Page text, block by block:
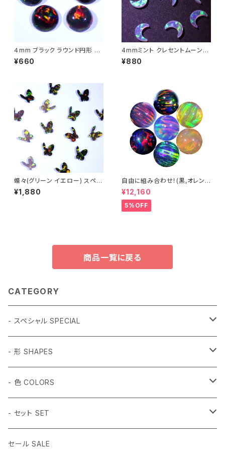
４mm ブラック ラウンド円形 人
工オパール1個 - 耐熱ガラス /
ボロシリケイトガラス（COE33）
¥660
4mmミント クレセントムーン
（三日月型）人工オパール1個 -
耐熱ガラス / ボロシリケイトガラ
¥880
蝶々(グリーン イエロー) スペシ
ャル シェイプ 人工オパール1個
- 耐熱ガラス / ボロシリケイトガ
¥1,880
自由に組み合わせ！(黒,オレン
ジ系, #14) 3mm球体10個セッ
ト - 耐熱ガラス / ボロシリケイ
トガラス（COE33）専用 ＊ご注
文時の備考欄に組み合わせ内
¥12,160
5%OFF
商品一覧に戻る
CATEGORY
- スペシャル SPECIAL
和柄 Japanese
折り鶴 Origami
鳥居 Torii Gate
植物 Plant
桜 Sakura
梅の花 Plum blossom
動物 Animal
ハチドリ Hummingbird
虫 Insect
- 形 SHAPES
- 球体 SPHERES
2mm
2.5mm
タンブル Tumbled
SSサイズ SS Size
キューブ Cube
- 色 COLORS
#1 ホワイト White
#2 ミント Mint
- セット SET
- 14色セット
セール SALE